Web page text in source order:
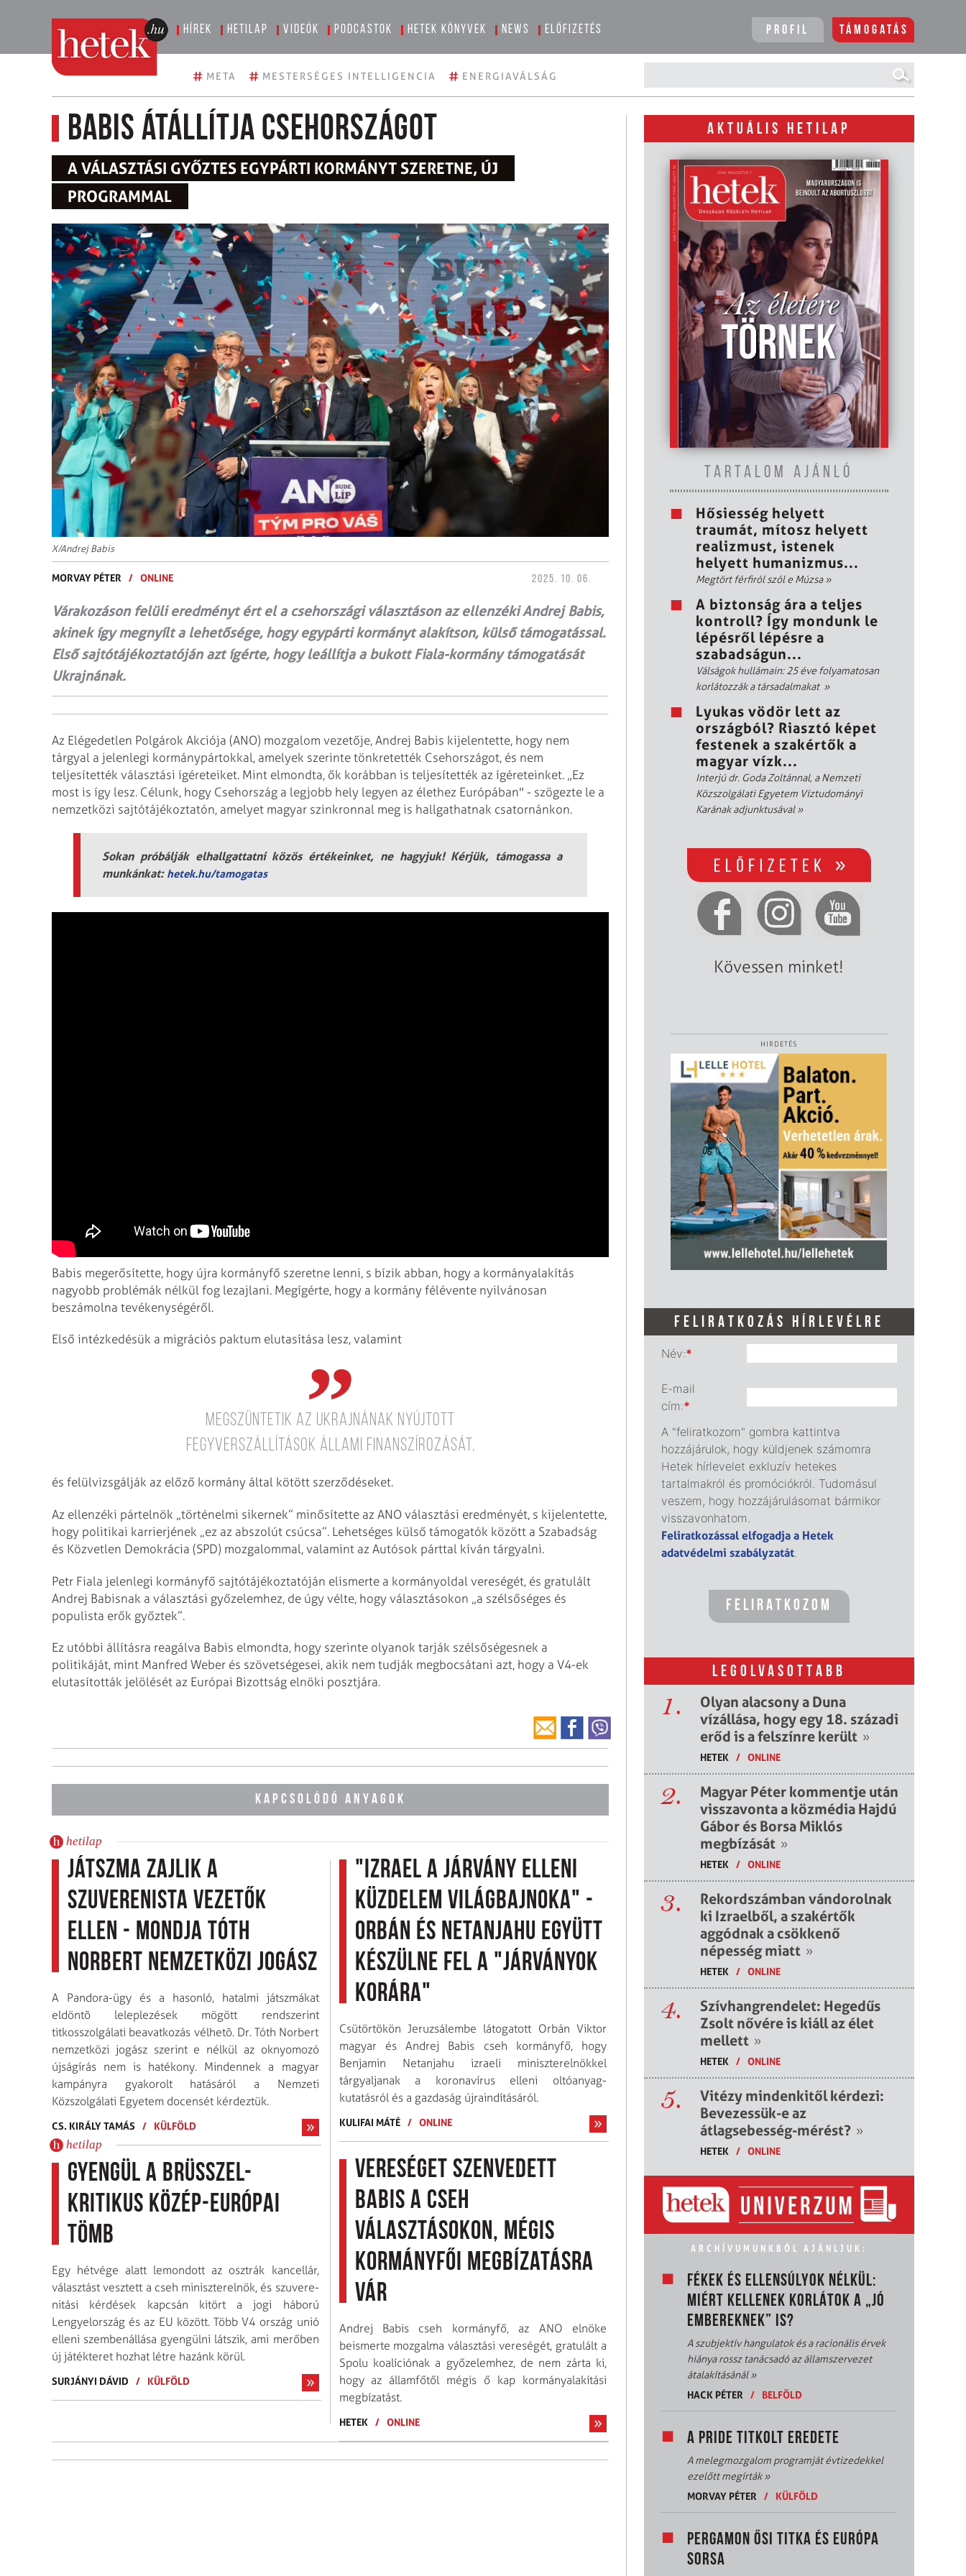
Hírek Hetilap Videók Podcastok Hetek könyvek News Előfizetés Profil Támogatás
# META # MESTERSÉGES INTELLIGENCIA # ENERGIAVÁLSÁG
Babis átállítja Csehországot
A VÁLASZTÁSI GYŐZTES EGYPÁRTI KORMÁNYT SZERETNE, ÚJ
PROGRAMMAL
X/Andrej Babis
MORVAY PÉTER / ONLINE 2025. 10. 06.
Várakozáson felüli eredményt ért el a csehországi választáson az ellenzéki Andrej Babis,
akinek így megnyílt a lehetősége, hogy egypárti kormányt alakítson, külső támogatással.
Első sajtótájékoztatóján azt ígérte, hogy leállítja a bukott Fiala-kormány támogatását
Ukrajnának.
Az Elégedetlen Polgárok Akciója (ANO) mozgalom vezetője, Andrej Babis kijelentette, hogy nem
tárgyal a jelenlegi kormánypártokkal, amelyek szerinte tönkretették Csehországot, és nem
teljesítették választási ígéreteiket. Mint elmondta, ők korábban is teljesítették az ígéreteinket. „Ez
most is így lesz. Célunk, hogy Csehország a legjobb hely legyen az élethez Európában" - szögezte le a
nemzetközi sajtótájékoztatón, amelyet magyar szinkronnal meg is hallgathatnak csatornánkon.
Sokan próbálják elhallgattatni közös értékeinket, ne hagyjuk! Kérjük, támogassa a
munkánkat: hetek.hu/tamogatas
Babis megerősítette, hogy újra kormányfő szeretne lenni, s bízik abban, hogy a kormányalakítás
nagyobb problémák nélkül fog lezajlani. Megígérte, hogy a kormány félévente nyilvánosan
beszámolna tevékenységéről.
Első intézkedésük a migrációs paktum elutasítása lesz, valamint
megszüntetik az Ukrajnának nyújtott
fegyverszállítások állami finanszírozását,
és felülvizsgálják az előző kormány által kötött szerződéseket.
Az ellenzéki pártelnök „történelmi sikernek” minősítette az ANO választási eredményét, s kijelentette,
hogy politikai karrierjének „ez az abszolút csúcsa”. Lehetséges külső támogatók között a Szabadság
és Közvetlen Demokrácia (SPD) mozgalommal, valamint az Autósok párttal kíván tárgyalni.
Petr Fiala jelenlegi kormányfő sajtótájékoztatóján elismerte a kormányoldal vereségét, és gratulált
Andrej Babisnak a választási győzelemhez, de úgy vélte, hogy választásokon „a szélsőséges és
populista erők győztek”.
Ez utóbbi állításra reagálva Babis elmondta, hogy szerinte olyanok tarják szélsőségesnek a
politikáját, mint Manfred Weber és szövetségesei, akik nem tudják megbocsátani azt, hogy a V4-ek
elutasították jelölését az Európai Bizottság elnöki posztjára.
KAPCSOLÓDÓ ANYAGOK
hetilap
Játszma zajlik a
szuverenista vezetők
ellen - mondja Tóth
Norbert nemzetközi jogász
A Pandora-ügy és a hasonló, hatalmi játszmákat
eldöntõ leleplezések mögött rendszerint
titkosszolgálati beavatkozás vélhetõ. Dr. Tóth Norbert
nemzetközi jogász szerint e nélkül az oknyomozó
újságírás nem is hatékony. Mindennek a magyar
kampányra gyakorolt hatásáról a Nemzeti
Közszolgálati Egyetem docensét kérdeztük.
CS. KIRÁLY TAMÁS / KÜLFÖLD
hetilap
Gyengül a Brüsszel-
kritikus közép-európai
tömb
Egy hétvége alatt lemondott az osztrák kancellár,
választást vesztett a cseh miniszterelnök, és szuvere­
nitási kérdések kapcsán kitört a jogi háború
Lengyelország és az EU között. Több V4 ország unió
elleni szemben­állása gyengülni látszik, ami merőben
új játékteret hozhat létre hazánk körül.
SURJÁNYI DÁVID / KÜLFÖLD
"Izrael a járvány elleni
küzdelem világbajnoka" -
Orbán és Netanjahu együtt
készülne fel a "járványok
korára"
Csütörtökön Jeruzsálembe látogatott Orbán Viktor
magyar és Andrej Babis cseh kormányfő, hogy
Benjamin Netanjahu izraeli miniszterelnökkel
tárgyaljanak a koronavírus elleni oltóanyag-
kutatásról és a gazdaság újraindításáról.
KULIFAI MÁTÉ / ONLINE
Vereséget szenvedett
Babis a cseh
választásokon, mégis
kormányfői megbízatásra
vár
Andrej Babis cseh kormányfő, az ANO elnöke
beismerte mozgalma választási vereségét, gratulált a
Spolu koalíciónak a győzelemhez, de nem zárta ki,
hogy az államfőtől mégis ő kap kormányalakítási
megbízatást.
HETEK / ONLINE
AKTUÁLIS HETILAP
TARTALOM AJÁNLÓ
Hősiesség helyett
traumát, mítosz helyett
realizmust, istenek
helyett humanizmus...
Megtört férfiról szól e Múzsa»
A biztonság ára a teljes
kontroll? Így mondunk le
lépésről lépésre a
szabadságun...
Válságok hullámain: 25 éve folyamatosan
korlátozzák a társadalmakat »
Lyukas vödör lett az
országból? Riasztó képet
festenek a szakértők a
magyar vízk...
Interjú dr. Goda Zoltánnal, a Nemzeti
Közszolgálati Egyetem Víztudományi
Karának adjunktusával»
Kövessen minket!
HIRDETÉS
FELIRATKOZÁS HÍRLEVÉLRE
Név:*
E-mail
cím:*
A "feliratkozom" gombra kattintva
hozzájárulok, hogy küldjenek számomra
Hetek hírlevelet exkluzív hetekes
tartalmakról és promóciókról. Tudomásul
veszem, hogy hozzájárulásomat bármikor
visszavonhatom.
Feliratkozással elfogadja a Hetek
adatvédelmi szabályzatát
LEGOLVASOTTABB
1.
Olyan alacsony a Duna
vízállása, hogy egy 18. századi
erőd is a felszínre került »
HETEK / ONLINE
2.
Magyar Péter kommentje után
visszavonta a közmédia Hajdú
Gábor és Borsa Miklós
megbízását »
HETEK / ONLINE
3.
Rekordszámban vándorolnak
ki Izraelből, a szakértők
aggódnak a csökkenő
népesség miatt »
HETEK / ONLINE
4.
Szívhangrendelet: Hegedűs
Zsolt nővére is kiáll az élet
mellett »
HETEK / ONLINE
5.
Vitézy mindenkitől kérdezi:
Bevezessük-e az
átlagsebesség-mérést? »
HETEK / ONLINE
ARCHÍVUMUNKBÓL AJÁNLJUK:
FÉKEK ÉS ELLENSÚLYOK NÉLKÜL:
MIÉRT KELLENEK KORLÁTOK A „JÓ
EMBEREKNEK” IS?
A szubjektív hangulatok és a racionális érvek
hiánya rossz tanácsadó az államszervezet
átalakításánál»
HACK PÉTER
/ BELFÖLD
A PRIDE TITKOLT EREDETE
A melegmozgalom programját évtizedekkel
ezelőtt megírták»
MORVAY PÉTER
/ KÜLFÖLD
PERGAMON ŐSI TITKA ÉS EURÓPA
SORSA